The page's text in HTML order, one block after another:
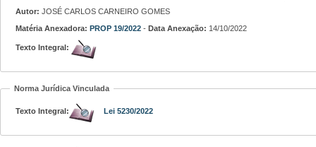
Autor: JOSÉ CARLOS CARNEIRO GOMES
Matéria Anexadora: PROP 19/2022 - Data Anexação: 14/10/2022
Texto Integral:
Norma Jurídica Vinculada
Texto Integral: Lei 5230/2022